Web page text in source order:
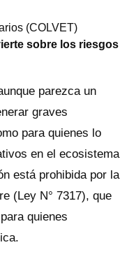
sobre los riesgos
parezca un
graves
para quienes lo
en el ecosistema
está prohibida por la
(Ley N° 7317), que
quienes